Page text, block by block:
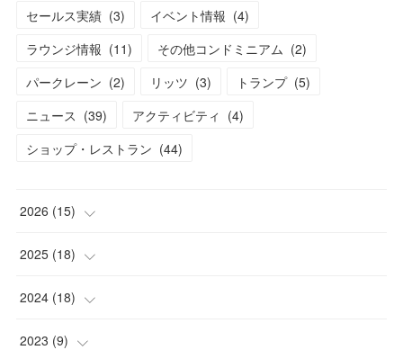
セールス実績 (3) イベント情報 (4)
ラウンジ情報 (11) その他コンドミニアム (2)
パークレーン (2) リッツ (3) トランプ (5)
ニュース (39) アクティビティ (4)
ショップ・レストラン (44)
2026 (15)
(1)
( 2)
(2
2025 (18)
(2)
(2
2024 (18)
(2
2023 (9)